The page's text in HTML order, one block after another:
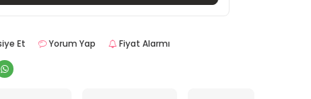
Et Yorum Yap Fiyat Alarmı